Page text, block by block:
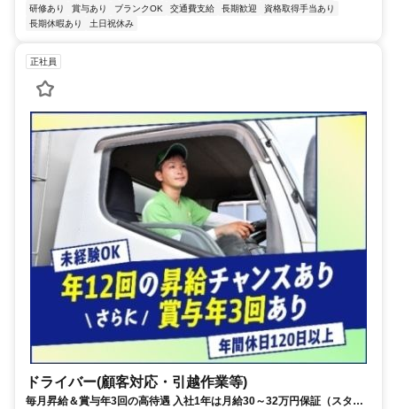
研修あり
賞与あり ブランクOK 交通費支給 長期歓迎
資格取得手当あり
長期休暇あり
土日祝休み
正社員
ドライバー(顧客対応・引越作業等)
毎月昇給＆賞与年3回の高待遇 入社1年は月給30～32万円保証（スター